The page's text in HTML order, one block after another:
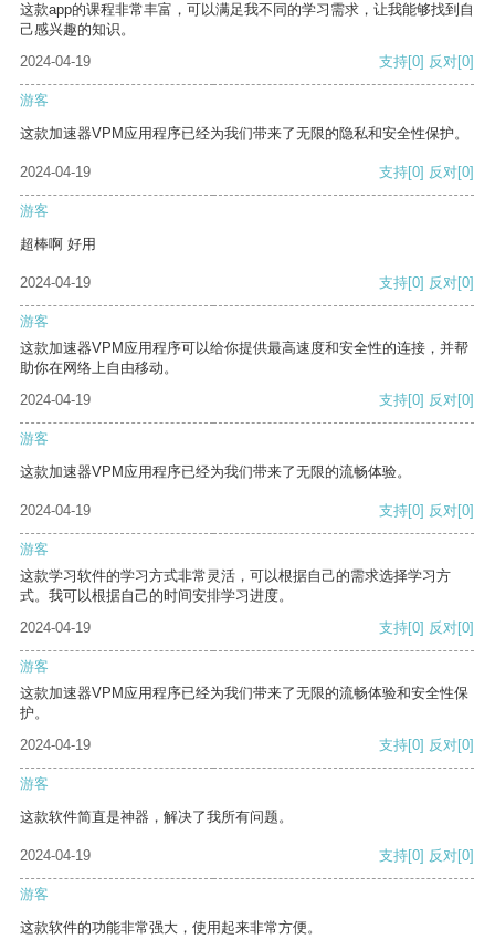
这款app的课程非常丰富，可以满足我不同的学习需求，让我能够找到自
己感兴趣的知识。
2024-04-19
支持[0] 反对[0]
游客
这款加速器VPM应用程序已经为我们带来了无限的隐私和安全性保护。
2024-04-19 支持[0] 反对[0]
游客
超棒啊 好用
2024-04-19 支持[0] 反对[0]
游客
这款加速器VPM应用程序可以给你提供最高速度和安全性的连接，并帮
助你在网络上自由移动。
2024-04-19
支持[0] 反对[0]
游客
这款加速器VPM应用程序已经为我们带来了无限的流畅体验。
2024-04-19 支持[0] 反对[0]
游客
这款学习软件的学习方式非常灵活，可以根据自己的需求选择学习方
式。我可以根据自己的时间安排学习进度。
2024-04-19
支持[0] 反对[0]
游客
这款加速器VPM应用程序已经为我们带来了无限的流畅体验和安全性保
护。
2024-04-19
支持[0] 反对[0]
游客
这款软件简直是神器，解决了我所有问题。
2024-04-19 支持[0] 反对[0]
游客
这款软件的功能非常强大，使用起来非常方便。